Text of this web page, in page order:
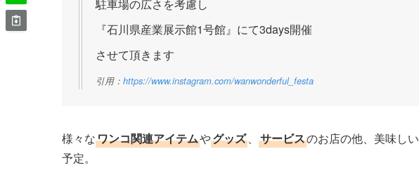
駐車場の広さを考慮し
『石川県産業展示館1号館』にて3days開催
させて頂きます
引用： https://www.instagram.com/wanwonderful_festa
様々なワンコ関連アイテムやグッズ、 サービスのお店の他、美味しい
予定。